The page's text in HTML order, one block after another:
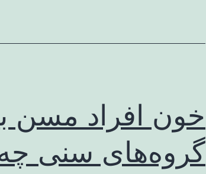
خون افراد مسن
گروه‌های سنی